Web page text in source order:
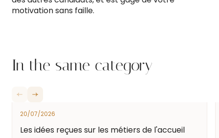
motivation sans faille.
In the same category
20/07/2026
Les idées reçues sur les métiers de l'accueil